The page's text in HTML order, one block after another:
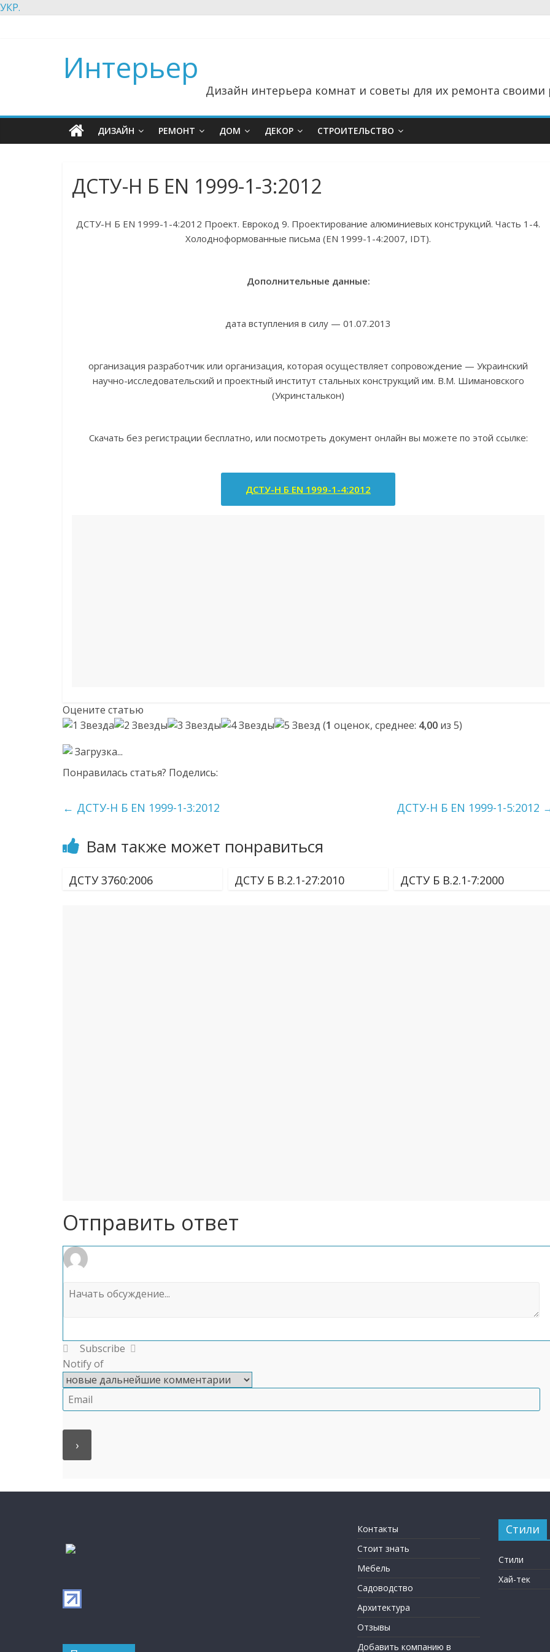
УКР.
Интерьер
Дизайн интерьера комнат и советы для их ремонта
ДИЗАЙН РЕМОНТ ДОМ ДЕКОР СТРОИТЕЛЬСТВО
ДСТУ-Н Б EN 1999-1-3:2012
ДСТУ-Н Б EN 1999-1-4:2012 Проект. Еврокод 9. Проектирование алюминиевых конструкций. Часть 1-4.
Холодноформованные письма (EN 1999-1-4:2007, IDT).
Дополнительные данные:
дата вступления в силу — 01.07.2013
организация разработчик или организация, которая осуществляет сопровождение — Украинский
научно-исследовательский и проектный институт стальных конструкций им. В.М. Шимановского
(Укринсталькон)
Скачать без регистрации бесплатно, или посмотреть документ онлайн вы можете по этой ссылке:
ДСТУ-Н Б EN 1999-1-4:2012
Оцените статью
(1 оценок, среднее: 4,00 из 5)
Загрузка...
Понравилась статья? Поделись:
← ДСТУ-Н Б EN 1999-1-3:2012 ДСТУ-Н Б EN 1999-1-5:2012
Вам также может понравиться
ДСТУ 3760:2006 ДСТУ Б В.2.1-27:2010 ДСТУ Б В.2.1-7:2000
Отправить ответ
Subscribe
Notify of
Контакты
Стоит знать
Мебель
Садоводство
Архитектура
Отзывы
Добавить компанию в
Стили
Стили
Хай-тек